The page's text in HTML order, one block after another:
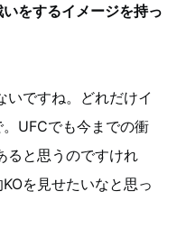
をするイメージを持っ
いですね。どれだけイ
UFCでも今までの衝
ると思うのですけれ
を見せたいなと思っ